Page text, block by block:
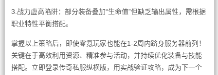
3.战力虚高陷阱：部分装备叠加“生命值”但缺乏输出属性，需根据
职业特性平衡搭配。
掌握以上策略后，即使零氪玩家也能在1-2周内跻身服务器前列！
关键在于高效利用资源、精准参与活动，并持续优化装备与技能
搭配。立即登录传奇私服纵横版，用实战验证攻略，成为下一个